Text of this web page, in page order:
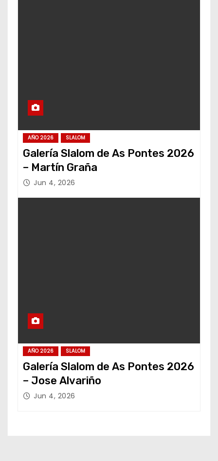
AÑO 2026 SLALOM
Galería Slalom de As Pontes 2026
– Martín Graña
Jun 4, 2026
AÑO 2026 SLALOM
Galería Slalom de As Pontes 2026
– Jose Alvariño
Jun 4, 2026